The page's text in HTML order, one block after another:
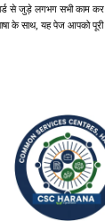
से जुड़े लगभग सभी काम कर
के साथ, यह पेज आपको